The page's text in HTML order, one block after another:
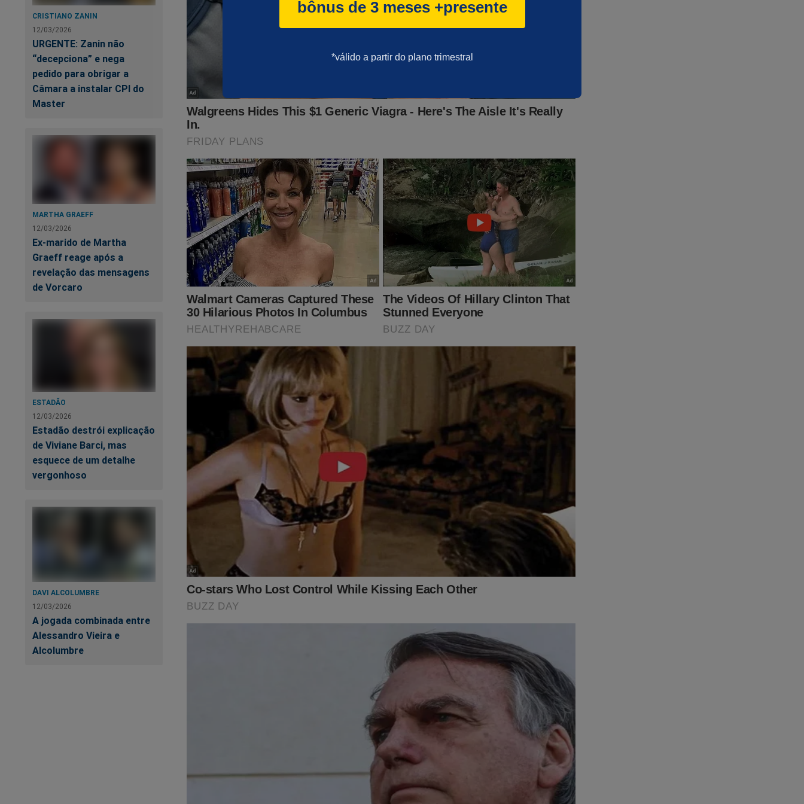
bônus de 3 meses +presente
*válido a partir do plano trimestral
CRISTIANO ZANIN
12/03/2026
URGENTE: Zanin não
“decepciona” e nega
pedido para obrigar a
Câmara a instalar CPI do
Master
MARTHA GRAEFF
12/03/2026
Ex-marido de Martha
Graeff reage após a
revelação das mensagens
de Vorcaro
ESTADÃO
12/03/2026
Estadão destrói explicação
de Viviane Barci, mas
esquece de um detalhe
vergonhoso
DAVI ALCOLUMBRE
12/03/2026
A jogada combinada entre
Alessandro Vieira e
Alcolumbre
A cruel, absurda e desumana perseguição contra o ex-presidente Bolsonaro e seus aliados não
tem fim! Tudo leva a crer que, em breve, o pior pode acontecer! Querem tirar a vida dele,
esconder o que aconteceu em 2022, as decisões judiciais controversas, disputas ideológica e
perseguição covarde contra Bolsonaro... Porém, para o "terror" do "sistema", a verdade não vai
morrer. Tudo isso foi documentado noCOMBO com cinco livros que está sendo vendido
por apenas R$ 29,90, para alcançar todo o país. Caso queira conhecer os livros e não perder
essa oportunidade, clique no link abaixo:
https://conteudoconservador.news/kit-5-livros-digitais/
Aproveite enquanto esses livros ainda estão disponíveis... Nunca se sabe do que a censura é
capaz!